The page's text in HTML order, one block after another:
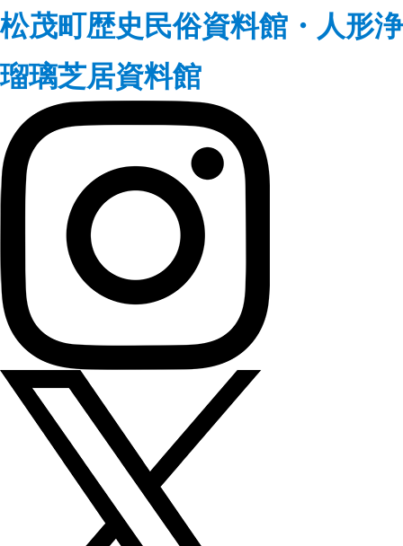
松茂町歴史民俗資料館・人形浄
瑠璃芝居資料館